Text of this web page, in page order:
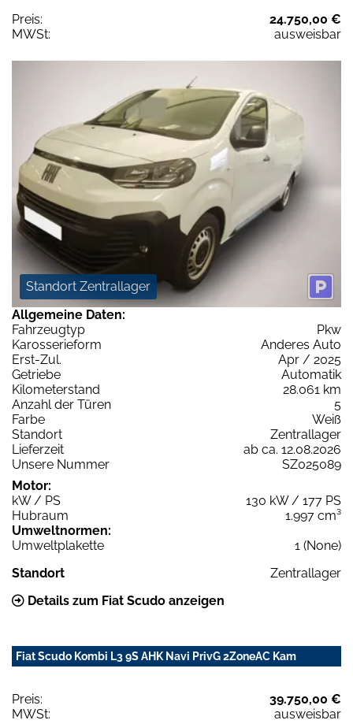
Preis:
24.750,00 €
MWSt:
ausweisbar
Standort Zentrallager
Allgemeine Daten:
Fahrzeugtyp
Pkw
Karosserieform
Anderes Auto
Erst-Zul.
Apr / 2025
Getriebe
Automatik
Kilometerstand
28.061 km
Anzahl der Türen
5
Farbe
Weiß
Standort
Zentrallager
Lieferzeit
ab ca. 12.08.2026
Unsere Nummer
SZ025089
Motor:
kW / PS
130 kW / 177 PS
Hubraum
1.997 cm³
Umweltnormen:
Umweltplakette
1 (None)
Standort
Zentrallager
Details zum Fiat Scudo anzeigen
Fiat Scudo Kombi L3 9S AHK Navi PrivG 2ZoneAC Kam
Preis:
39.750,00 €
MWSt:
ausweisbar